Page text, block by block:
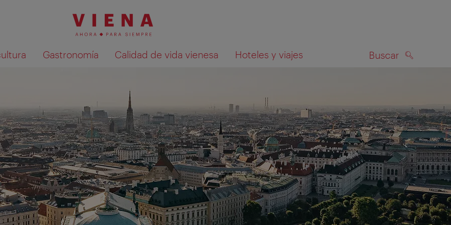
Gastronomía Calidad de vida vienesa Hoteles y viajes Buscar